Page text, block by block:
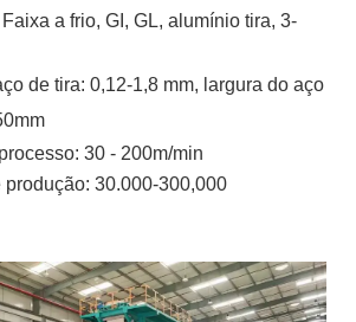
a frio, GI, GL, alumínio tira, 3-
de tira: 0,12-1,8 mm, largura do aço
30 - 200m/min
30.000-300,000